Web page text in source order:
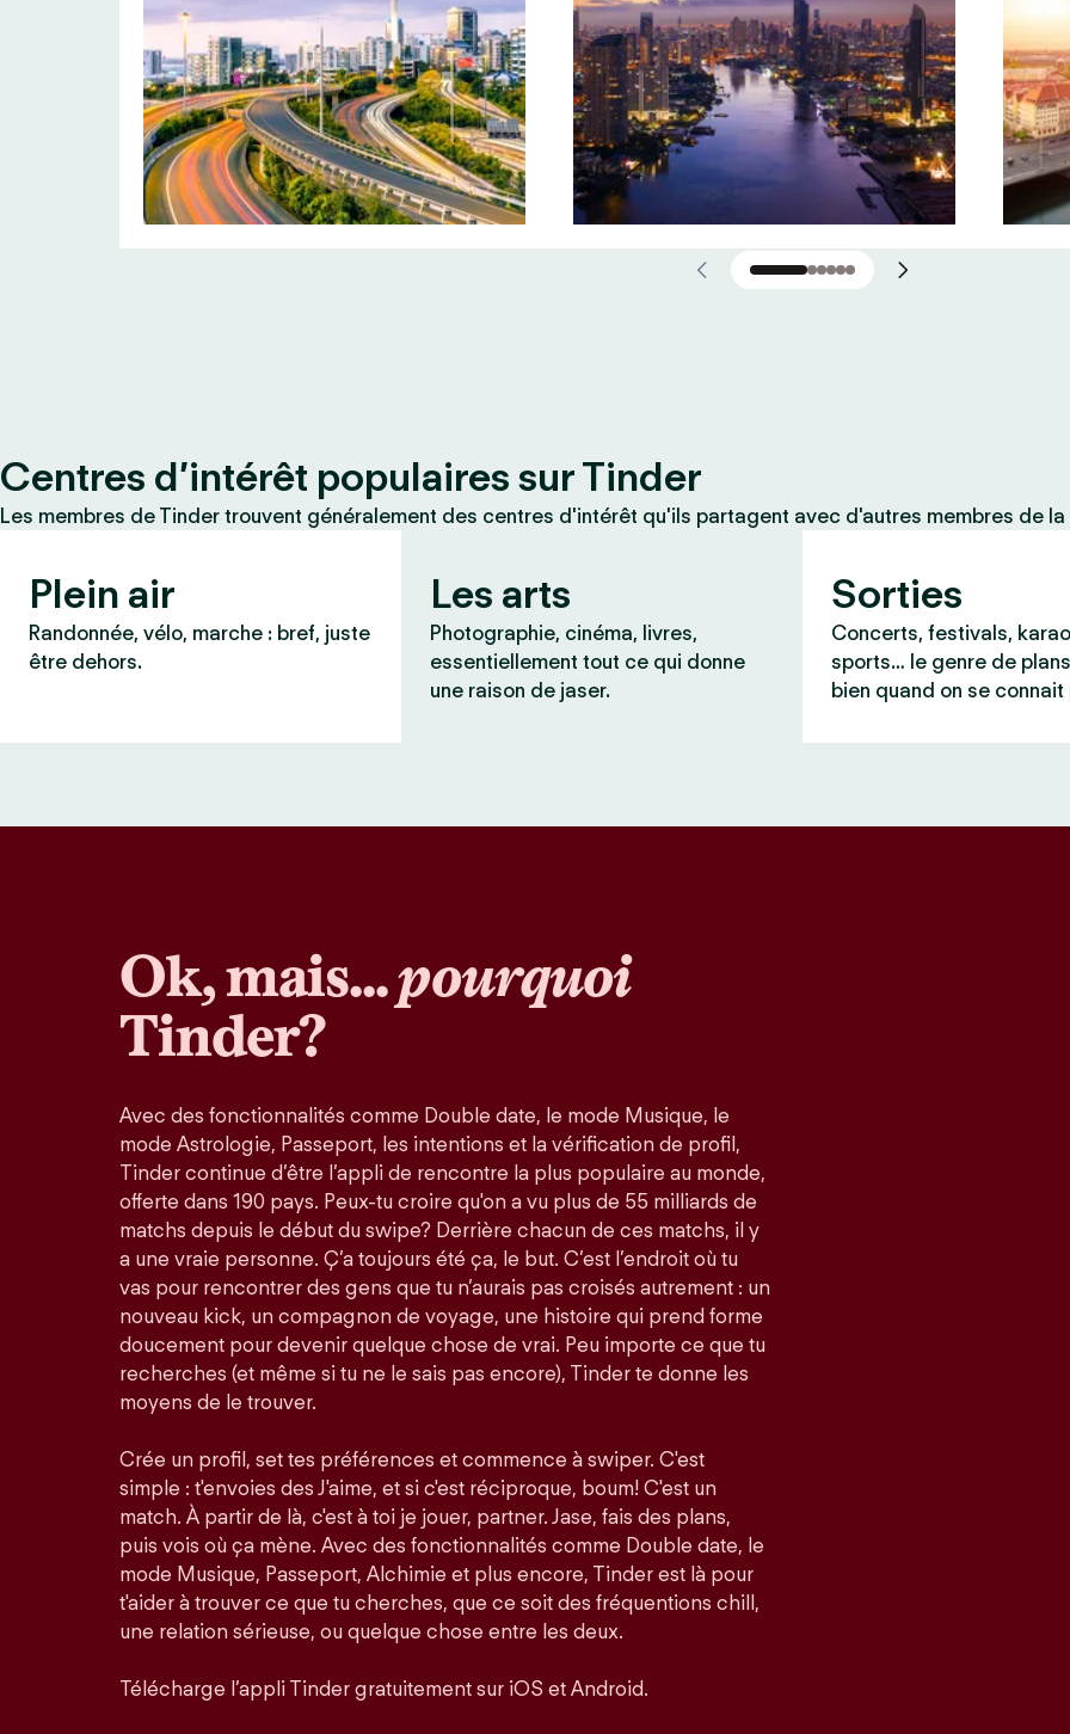
Centres d’intérêt populaires sur Tinder
Les membres de Tinder trouvent généralement des centres d'intérêt qu'ils partagent avec d'autres membres de
Plein air
Randonnée, vélo, marche : bref, juste
être dehors.
Les arts
Photographie, cinéma, livres,
essentiellement tout ce qui donne
une raison de jaser.
Sorties
Concerts, festivals,
sports… le genre de
bien quand on se
Ok, mais...pourquoi
Tinder?
Avec des fonctionnalités comme Double date, le mode Musique, le
mode Astrologie, Passeport, les intentions et la vérification de profil,
Tinder continue d’être l’appli de rencontre la plus populaire au monde,
offerte dans 190 pays. Peux-tu croire qu'on a vu plus de 55 milliards de
matchs depuis le début du swipe? Derrière chacun de ces matchs, il y
a une vraie personne. Ç’a toujours été ça, le but. C’est l’endroit où tu
vas pour rencontrer des gens que tu n’aurais pas croisés autrement : un
nouveau kick, un compagnon de voyage, une histoire qui prend forme
doucement pour devenir quelque chose de vrai. Peu importe ce que tu
recherches (et même si tu ne le sais pas encore), Tinder te donne les
moyens de le trouver.
Crée un profil, set tes préférences et commence à swiper. C'est
simple : t'envoies des J'aime, et si c'est réciproque, boum! C'est un
match. À partir de là, c'est à toi je jouer, partner. Jase, fais des plans,
puis vois où ça mène. Avec des fonctionnalités comme Double date, le
mode Musique, Passeport, Alchimie et plus encore, Tinder est là pour
t'aider à trouver ce que tu cherches, que ce soit des fréquentions chill,
une relation sérieuse, ou quelque chose entre les deux.
Télécharge l’appli Tinder gratuitement sur iOS et Android.